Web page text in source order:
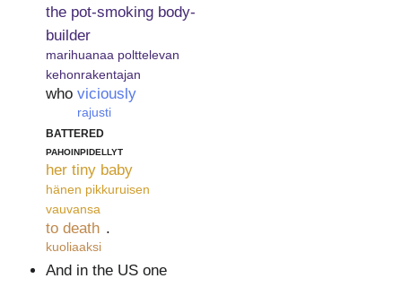
the pot-smoking body-
builder
marihuanaa polttelevan
kehonrakentajan
who viciously
rajusti
battered
pahoinpidellyt
her tiny baby
hänen pikkuruisen
vauvansa
to death
kuoliaaksi
.
And in the US one